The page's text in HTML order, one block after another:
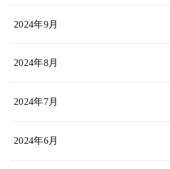
2024年9月
2024年8月
2024年7月
2024年6月